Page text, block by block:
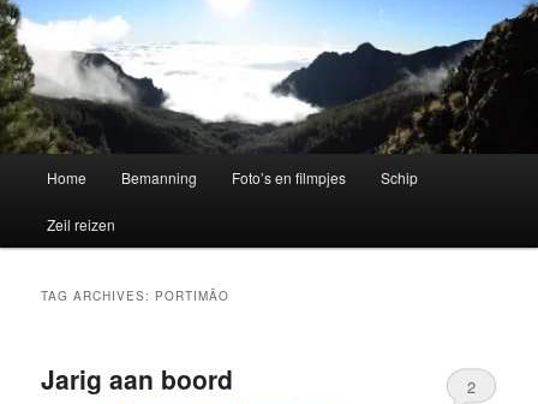
Home Bemanning Foto’s en filmpjes Schip
Zeil reizen
TAG ARCHIVES: PORTIMÃO
Jarig aan boord 2